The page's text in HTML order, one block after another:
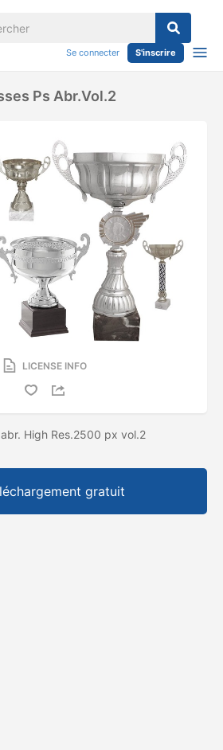
Se connecter S'inscrire
Ps Abr.vol.2
LICENSE INFO
High Res.2500 px vol.2
gratuit